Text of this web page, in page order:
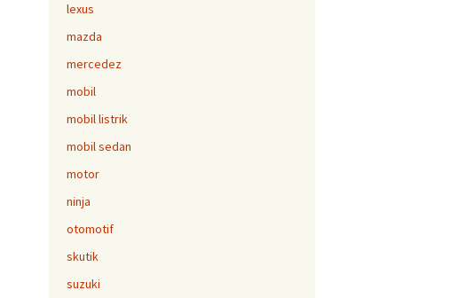
lexus
mazda
mercedez
mobil
mobil listrik
mobil sedan
motor
ninja
otomotif
skutik
suzuki